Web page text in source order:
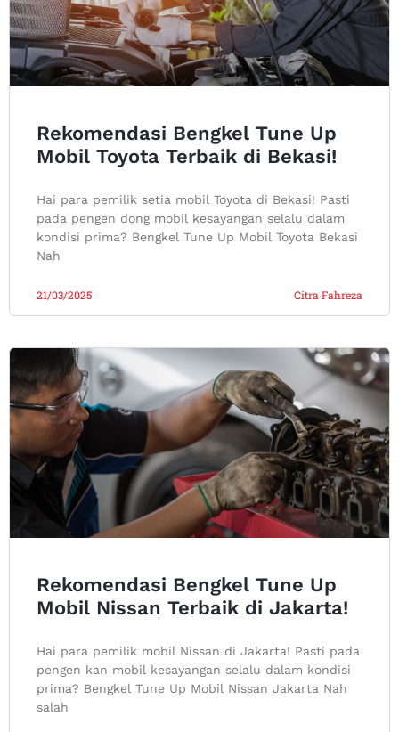
Rekomendasi Bengkel Tune Up
Mobil Toyota Terbaik di Bekasi!
Hai para pemilik setia mobil Toyota di Bekasi! Pasti
pada pengen dong mobil kesayangan selalu dalam
kondisi prima? Bengkel Tune Up Mobil Toyota Bekasi
Nah
Citra Fahreza
21/03/2025
Rekomendasi Bengkel Tune Up
Mobil Nissan Terbaik di Jakarta!
Hai para pemilik mobil Nissan di Jakarta! Pasti pada
pengen kan mobil kesayangan selalu dalam kondisi
prima? Bengkel Tune Up Mobil Nissan Jakarta Nah
salah